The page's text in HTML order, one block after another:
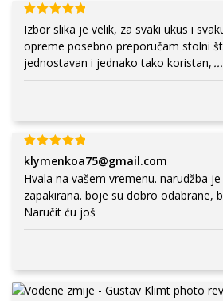
Izbor slika je velik, za svaki ukus i svaku dob. Od dodatne
opreme posebno preporučam stolni
jednostavan i jednako tako koristan,
klymenkoa75@gmail.com
Hvala na vašem vremenu. narudžba je stigla brzo, sigurno
zapakirana. boje su dobro odabrane, boja je na stanju.
Naručit ću još